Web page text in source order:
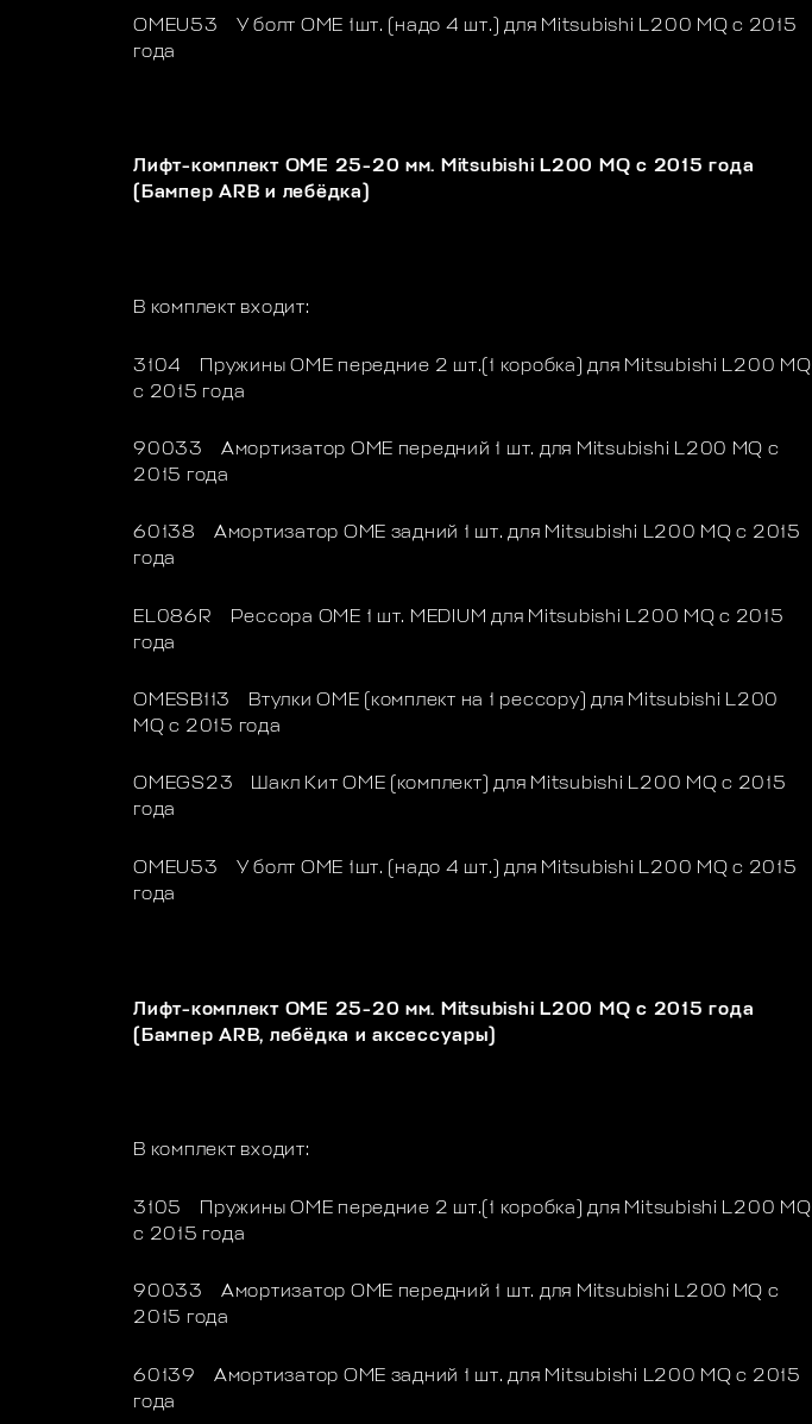
OMEU53 У болт OME 1шт. (надо 4 шт.) для Mitsubishi L200 MQ с 2015
года
Лифт-комплект OME 25-20 мм. Mitsubishi L200 MQ с 2015 года
(Бампер ARB и лебёдка)
В комплект входит:
3104 Пружины OME передние 2 шт.(1 коробка) для Mitsubishi L200 MQ
с 2015 года
90033 Амортизатор OME передний 1 шт. для Mitsubishi L200 MQ с
2015 года
60138 Амортизатор OME задний 1 шт. для Mitsubishi L200 MQ с 2015
года
EL086R Рессора OME 1 шт. MEDIUM для Mitsubishi L200 MQ с 2015
года
OMESB113 Втулки OME (комплект на 1 рессору) для Mitsubishi L200
MQ с 2015 года
OMEGS23 Шакл Кит OME (комплект) для Mitsubishi L200 MQ с 2015
года
OMEU53 У болт OME 1шт. (надо 4 шт.) для Mitsubishi L200 MQ с 2015
года
Лифт-комплект OME 25-20 мм. Mitsubishi L200 MQ с 2015 года
(Бампер ARB, лебёдка и аксессуары)
В комплект входит:
3105 Пружины OME передние 2 шт.(1 коробка) для Mitsubishi L200 MQ
с 2015 года
90033 Амортизатор OME передний 1 шт. для Mitsubishi L200 MQ с
2015 года
60139 Амортизатор OME задний 1 шт. для Mitsubishi L200 MQ с 2015
года